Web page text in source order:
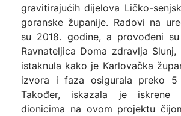
gravitirajućih dijelova Ličko-
goranske županije. Radovi na
su 2018. godine, a provođeni
Ravnateljica Doma zdravlja Slunj,
istaknula kako je Karlovačka
izvora i faza osigurala preko 5
Također, iskazala je iskrene
dionicima na ovom projektu